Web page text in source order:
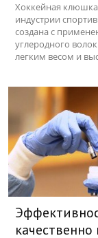
Хоккейная клюшка
индустрии
создана с
углеродного
легким весом и